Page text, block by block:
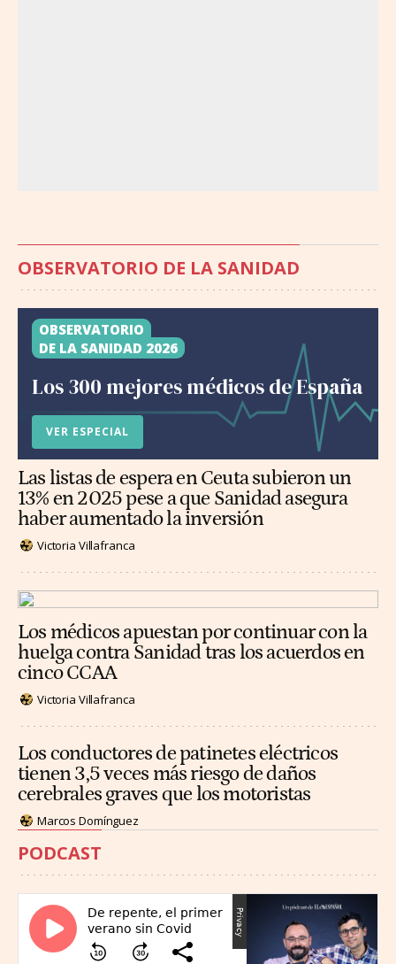
OBSERVATORIO DE LA SANIDAD
OBSERVATORIO
DE LA SANIDAD 2026
Los 300 mejores médicos de España
VER ESPECIAL
Las listas de espera en Ceuta subieron un
13% en 2025 pese a que Sanidad asegura
haber aumentado la inversión
Victoria Villafranca
Los médicos apuestan por continuar con la
huelga contra Sanidad tras los acuerdos en
cinco CCAA
Victoria Villafranca
Los conductores de patinetes eléctricos
tienen 3,5 veces más riesgo de daños
cerebrales graves que los motoristas
Marcos Domínguez
PODCAST